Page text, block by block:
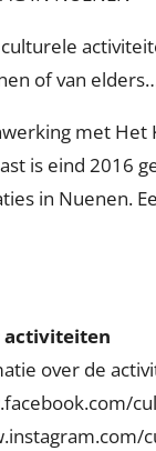
of van
met
is eind 2016
in Nuenen.
over de